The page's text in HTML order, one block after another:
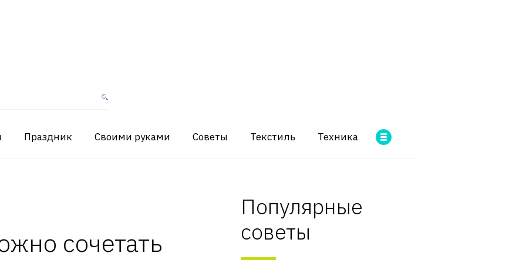
Праздник Своими руками Советы Текстиль Техника
сочетать
Популярные
советы